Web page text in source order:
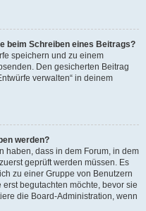
beim Schreiben eines Beitrags?
speichern und zu einem
Den gesicherten Beitrag
verwalten“ in deinem
werden?
haben, dass in dem Forum, in dem
geprüft werden müssen. Es
zu einer Gruppe von Benutzern
begutachten möchte, bevor sie
die Board-Administration, wenn